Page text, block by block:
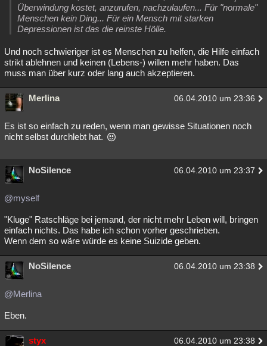
Überwindung kostet, anzurufen, nachzulaufen... Für "normale"
Menschen kein Ding... Für ein Mensch mit starken
Depressionen ist das die reinste Hölle.
Und noch schwieriger ist es Menschen zu helfen, die Hilfe einfach
strikt ablehnen und keinen (Lebens-) willen mehr haben. Das
muss man über kurz oder lang auch akzeptieren.
Merlina 06.04.2010 um 23:36
Es ist so einfach zu reden, wenn man gewisse Situationen noch
nicht selbst durchlebt hat.
NoSilence 06.04.2010 um 23:37
@myself
"Kluge" Ratschläge bei jemand, der nicht mehr Leben will, bringen
einfach nichts. Das habe ich schon vorher geschrieben.
Wenn dem so wäre würde es keine Suizide geben.
NoSilence 06.04.2010 um 23:38
@Merlina
Eben.
styx 06.04.2010 um 23:38